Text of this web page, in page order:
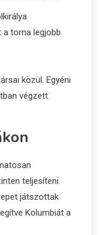
a torna legjobb
közül. Egyéni
végzett
teljesíteni.
játszottak
Kolumbiát a